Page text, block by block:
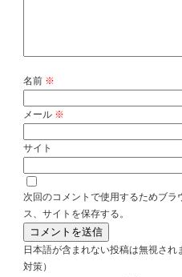
名前 ※
メール ※
サイト
次回のコメントで使用するためブ
ス、サイトを保存する。
日本語が含まれない投稿は無視さ
対策）